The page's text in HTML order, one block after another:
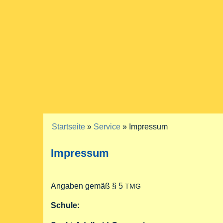
Sie sind hier
Startseite » Service » Impressum
Impressum
Angaben gemäß § 5 TMG
Schule: